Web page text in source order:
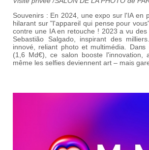
Souvenirs : En 2024, une expo sur l'IA en
hilarant sur "l'appareil qui pense pour
contre une IA en retouche ! 2023 a vu
Sebastião Salgado, inspirant des
innové, reliant photo et multimédia.
(1,6 Md€), ce salon booste l'innovation,
même les selfies deviennent art – mais